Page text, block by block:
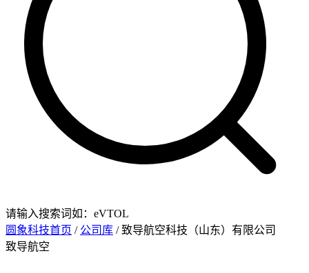
请输入搜索词如：eVTOL
圆象科技首页 / 公司库 / 致导航空科技（山东）有限公司
致导航空